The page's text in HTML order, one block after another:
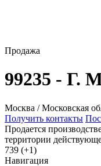
Продажа
99235 -
Москва / Московская
Получить контакты
Продается
территории
739 (+1)
Навигация